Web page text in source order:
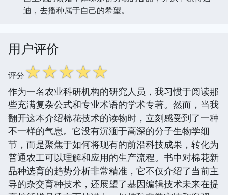
迪，去播种属于自己的希望。
用户评价
评分☆☆☆☆☆
作为一名农业科研机构的研究人员，我习惯于阅读那
些充满复杂公式和专业术语的学术专著。然而，当我
翻开这本介绍棉花技术的读物时，立刻感受到了一种
不一样的气息。它没有沉湎于高深的分子生物学细
节，而是聚焦于如何将现有的前沿科技成果，转化为
普通农工可以理解和应用的生产流程。书中对棉花新
品种选育的趋势分析非常精准，它不仅介绍了当前主
导的杂交育种技术，还展望了基因编辑技术未来在提